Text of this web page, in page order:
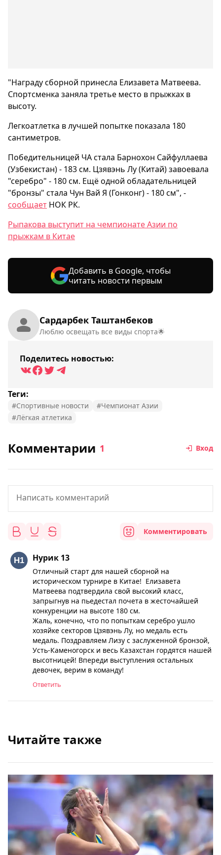
Сардарбек Таштанбеков
Люблю освещать все виды спорта🌟
Поделитесь новостью:
Теги:
#Спортивные новости
#Чемпионат Азии
#Лёгкая атлетика
"Награду сборной принесла Елизавета Матвеева.
Спортсменка заняла третье место в прыжках в
высоту.
Легкоатлетка в лучшей попытке показала 180
сантиметров.
Победительницей ЧА стала Барнохон Сайфуллаева
(Узбекистан) - 183 см. Цзявэнь Лу (Китай) завоевала
"серебро" - 180 см. Ещё одной обладательницей
"бронзы" стала Чун Вай Я (Гонконг) - 180 см", -
сообщает НОК РК.
Рыпакова выступит на чемпионате Азии по
прыжкам в Китае
Добавить в Google, чтобы
читать новости первым
Комментарии 1 Вход
Комментировать
Нурик 13
Отличный старт для нашей сборной на
историческом турнире в Китае! Елизавета
Матвеева подтвердила свой высокий класс,
запрыгнув на пьедестал почета в жесточайшей
конкуренции на высоте 180 см.
Жаль, конечно, что по попыткам серебро ушло
хозяйке секторов Цзявэнь Лу, но медаль есть
медаль. Поздравляем Лизу с заслуженной бронзой,
Усть-Каменогорск и весь Казахстан гордятся нашей
высотницей! Впереди выступления остальных
девочек, верим в команду!
Ответить
Читайте также